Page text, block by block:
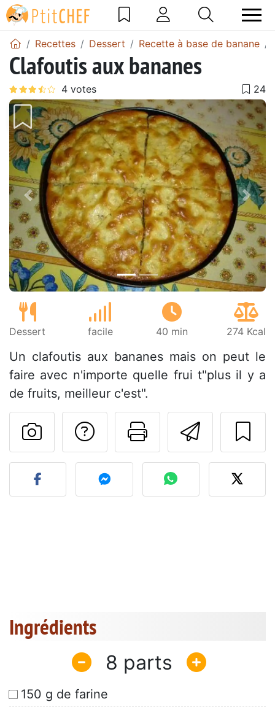
Recettes Dessert Recette à base de banane
Clafoutis aux bananes
Précédent
Dessert facile 40 min 274 Kcal
Un clafoutis aux bananes mais on peut le
faire avec n'importe quelle frui t"plus il y a
de fruits, meilleur c'est".
Imprimer
Poser une
Publier votre photo de
Ingrédients
8
150 g de farine